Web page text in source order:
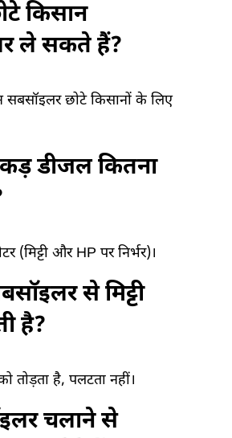
किसान
ले सकते हैं?
सबसॉइलर छोटे किसानों के लिए
डीजल कितना
(मिट्टी और HP पर निर्भर)।
से मिट्टी
है?
तोड़ता है, पलटता नहीं।
चलाने से